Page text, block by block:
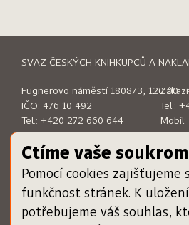
SVAZ ČESKÝCH KNIHKUPCŮ A
Fügnerovo náměstí 1808/3, 120 00
IČO: 476 10 492
Tel.: +420 272 660 644
E-mail:sckn@sckn.cz
Tel.:
Mobil:
E-
MENU
Uplatnit poukázku
Ctíme vaše
Pomocí cookies zajišťujeme
funkčnost stránek. K
potřebujeme váš souhlas,